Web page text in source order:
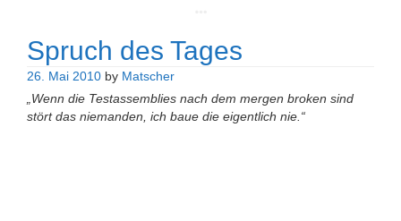
Spruch des Tages
26. Mai 2010 by Matscher
„Wenn die Testassemblies nach dem mergen broken sind
stört das niemanden, ich baue die eigentlich nie.“